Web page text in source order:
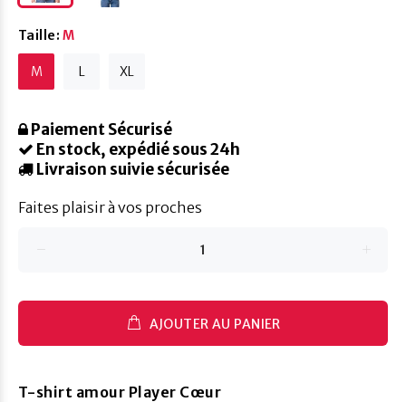
Taille:M
M L XL
Paiement Sécurisé
En stock, expédié sous 24h
Livraison suivie sécurisée
Faites plaisir à vos proches
AJOUTER AU PANIER
T-shirt amour Player Cœur